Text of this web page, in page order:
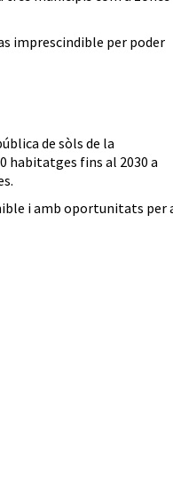
imprescindible per poder
de sòls de la
habitatges fins al 2030 a
i amb oportunitats per